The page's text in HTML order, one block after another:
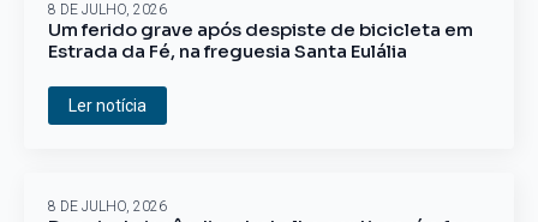
Um ferido grave após despiste de bicicleta em
Estrada da Fé, na freguesia Santa Eulália
8 DE JULHO, 2026
Ler notícia
8 DE JULHO, 2026